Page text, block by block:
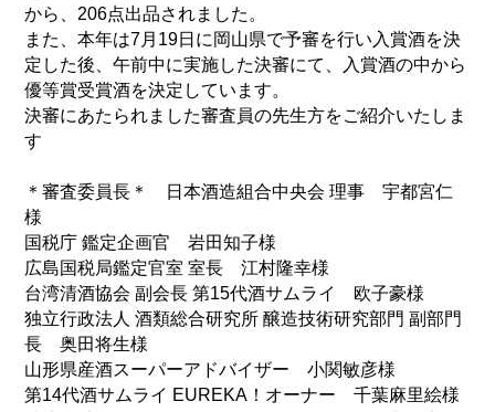
から、206点出品されました。
また、本年は7月19日に岡山県で予審を行い入賞酒を決
定した後、午前中に実施した決審にて、入賞酒の中から
優等賞受賞酒を決定しています。
決審にあたられました審査員の先生方をご紹介いたしま
す
＊審査委員長＊ 日本酒造組合中央会 理事 宇都宮仁
様
国税庁 鑑定企画官 岩田知子様
広島国税局鑑定官室 室長 江村隆幸様
台湾清酒協会 副会長 第15代酒サムライ 欧子豪様
独立行政法人 酒類総合研究所 醸造技術研究部門 副部門
長 奥田将生様
山形県産酒スーパーアドバイザー 小関敏彦様
第14代酒サムライ EUREKA！オーナー 千葉麻里絵様